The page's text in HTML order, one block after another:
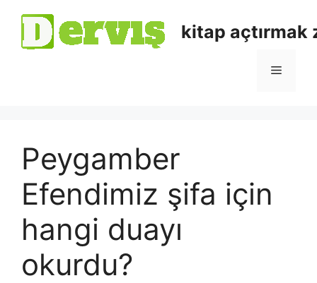
kitap açtırmak
Peygamber
Efendimiz şifa için
hangi duayı
okurdu?